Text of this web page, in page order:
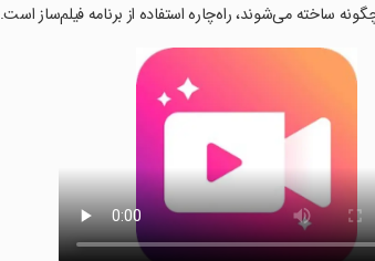
ساخته می‌شوند، راه‌چاره استفاده از برنامه فیلم‌ساز است.